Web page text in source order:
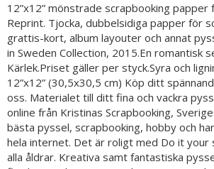
12”x12” mönstrade scrapbooking papper
Reprint. Tjocka, dubbelsidiga papper för
grattis-kort, album layouter och annat
in Sweden Collection, 2015.En romantisk
Kärlek.Priset gäller per styck.Syra och
12”x12” (30,5x30,5 cm) Köp ditt
oss. Materialet till ditt fina och vackra
online från Kristinas Scrapbooking,
bästa pyssel, scrapbooking, hobby och
hela internet. Det är roligt med Do it your
alla åldrar. Kreativa samt fantastiska